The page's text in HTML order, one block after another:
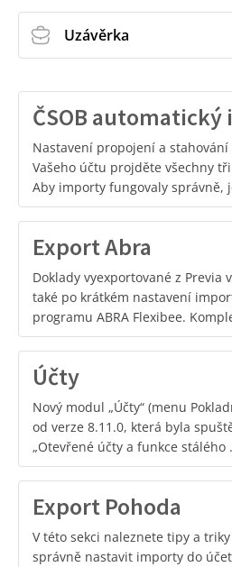
Uzávěrka
ČSOB
Nastavení propojení a
Vašeho účtu projděte všechny
Aby importy fungovaly správně,
Export Abra
Doklady vyexportované z Previa
také po krátkém nastavení
programu ABRA Flexibee.
Účty
Nový modul „Účty“ (menu
od verze 8.11.0, která byla
„Otevřené účty a funkce stálého
Export Pohoda
V této sekci naleznete tipy a
správně nastavit importy do